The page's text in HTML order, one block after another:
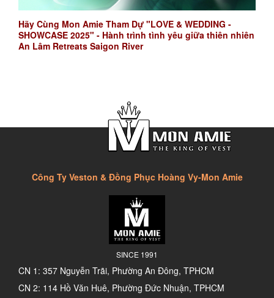
Hãy Cùng Mon Amie Tham Dự "LOVE & WEDDING -
SHOWCASE 2025" - Hành trình tình yêu giữa thiên nhiên
An Lâm Retreats Saigon River
Công Ty Veston & Đồng Phục Hoàng Vy-Mon Amie
SINCE 1991
CN 1: 357 Nguyễn Trãi, Phường An Đông, TPHCM
CN 2: 114 Hồ Văn Huê, Phường Đức Nhuận, TPHCM